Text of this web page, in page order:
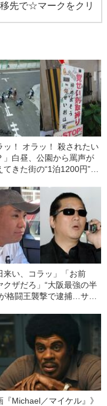
移先で☆マークをクリ
ッ！ オラッ！ 殺されたい
」白昼、公園から罵声が
てきた街の“1泊1200円”宿
来い、コラッ」「お前
クザだろ」“大阪最強の半
格闘王襲撃で逮捕…サッ
幕
『Michael／マイケル』》